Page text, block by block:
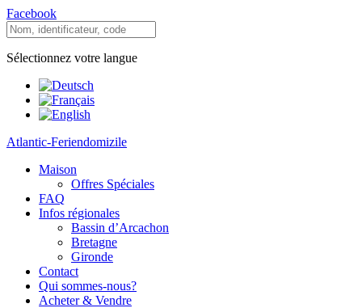
Facebook
Sélectionnez votre langue
Atlantic-Feriendomizile
Maison
Offres Spéciales
FAQ
Infos régionales
Bassin d’Arcachon
Bretagne
Gironde
Contact
Qui sommes-nous?
Acheter & Vendre